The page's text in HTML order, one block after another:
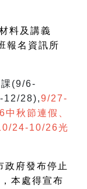
料及講義
報名資訊所
(9/6-
12/28),9/27-
秋節連假、
24-10/26光
政府發布停止
本處得宣布